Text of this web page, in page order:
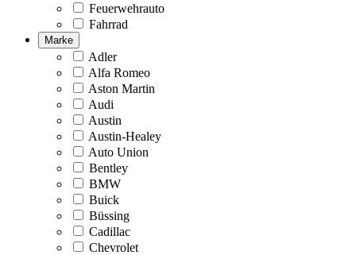
Feuerwehrauto
Fahrrad
Marke
Adler
Alfa Romeo
Aston Martin
Audi
Austin
Austin-Healey
Auto Union
Bentley
BMW
Buick
Büssing
Cadillac
Chevrolet